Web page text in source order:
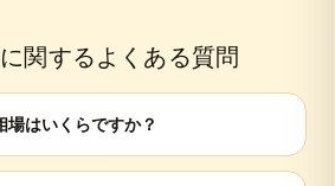
関するよくある質問
場はいくらですか？